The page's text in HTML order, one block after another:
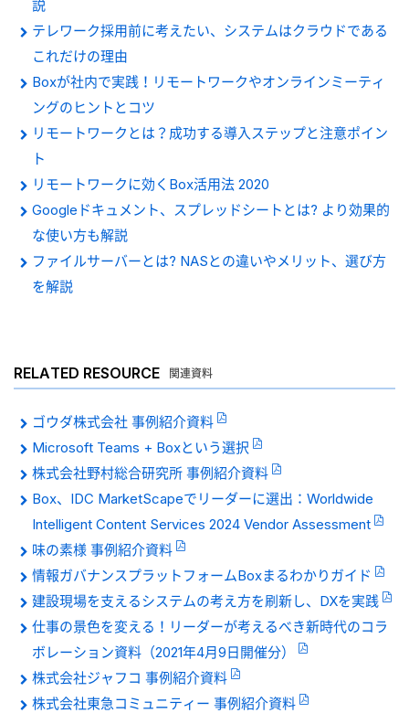
説
テレワーク採用前に考えたい、システムはクラウドである
これだけの理由
Boxが社内で実践！リモートワークやオンラインミーティ
ングのヒントとコツ
リモートワークとは？成功する導入ステップと注意ポイン
ト
リモートワークに効くBox活用法 2020
Googleドキュメント、スプレッドシートとは? より効果的
な使い方も解説
ファイルサーバーとは? NASとの違いやメリット、選び方
を解説
RELATED RESOURCE 関連資料
ゴウダ株式会社 事例紹介資料
Microsoft Teams + Boxという選択
株式会社野村総合研究所 事例紹介資料
Box、IDC MarketScapeでリーダーに選出：Worldwide
Intelligent Content Services 2024 Vendor Assessment
味の素様 事例紹介資料
情報ガバナンスプラットフォームBoxまるわかりガイド
建設現場を支えるシステムの考え方を刷新し、DXを実践
仕事の景色を変える！リーダーが考えるべき新時代のコラ
ボレーション資料（2021年4月9日開催分）
株式会社ジャフコ 事例紹介資料
株式会社東急コミュニティー 事例紹介資料